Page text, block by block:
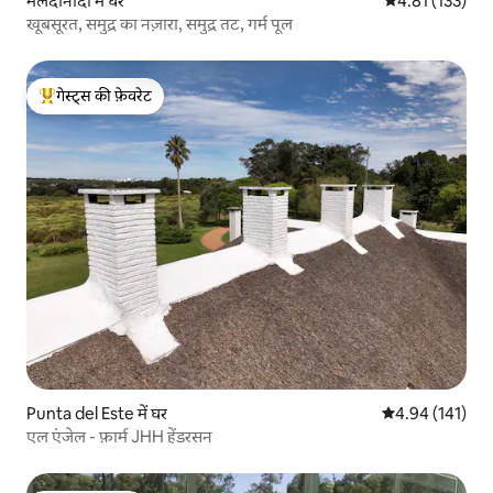
खूबसूरत, समुद्र का नज़ारा, समुद्र तट, गर्म पूल
गेस्ट्स का टॉप फ़ेवरेट
गेस्ट्स की फ़ेवरेट
Punta del Este में घर औसत रेटिंग 5 में से
4.94 (141)
एल एंजेल - फ़ार्म JHH हेंडरसन